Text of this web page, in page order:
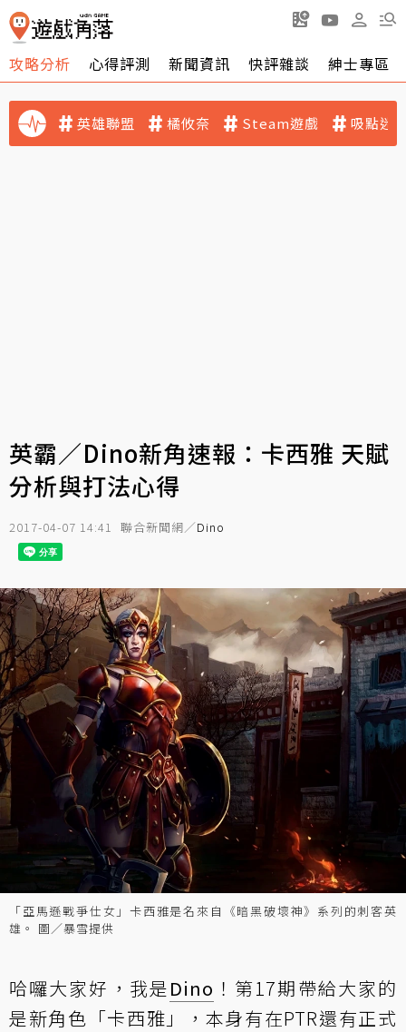
攻略分析 心得評測 新聞資訊 快評雜談 紳士專區
英雄聯盟 橘攸奈 Steam遊戲 吸點迷
英霸／Dino新角速報：卡西雅 天賦
分析與打法心得
2017-04-07 14:41 聯合新聞網／Dino
「亞馬遜戰爭仕女」卡西雅是名來自《暗黑破壞神》系列的刺客英
雄。 圖／暴雪提供
哈囉大家好，我是Dino ！第17期帶給大家的
是新角色「卡西雅」，本身有在PTR還有正式